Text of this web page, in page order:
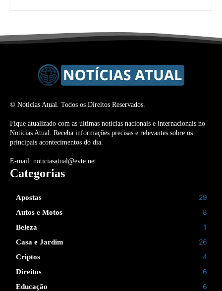
© Noticias Atual. Todos os Direitos Reservados.
Fique atualizado com as últimas notícias nacionais e internacionais no
Noticias Atual. Receba informações precisas e relevantes sobre os
principais acontecimentos do dia.
E-mail: noticiasatual@evte.net
Categorias
Apostas 29
Autos e Motos 8
Beleza 1
Casa e Jardim 26
Criptos 4
Direitos 6
Educação 6